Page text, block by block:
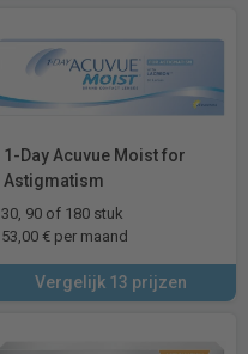
1-Day Acuvue Moist for
Astigmatism
30, 90 of 180 stuk
53,00 € per maand
Vergelijk 13 prijzen